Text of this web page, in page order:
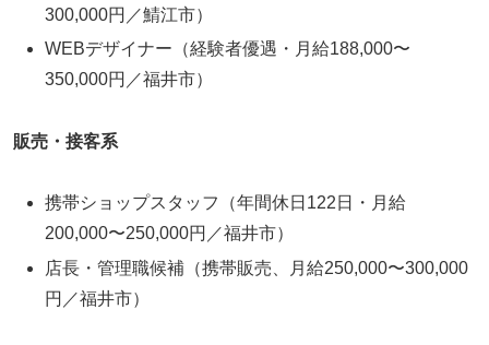
300,000円／鯖江市）
WEBデザイナー（経験者優遇・月給188,000〜
350,000円／福井市）
販売・接客系
携帯ショップスタッフ（年間休日122日・月給
200,000〜250,000円／福井市）
店長・管理職候補（携帯販売、月給250,000〜300,000
円／福井市）